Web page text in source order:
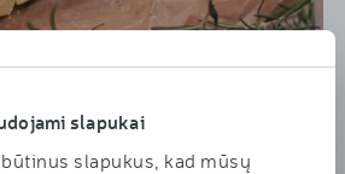
slapukai
slapukus, kad mūsų
pažymėtame svieste: